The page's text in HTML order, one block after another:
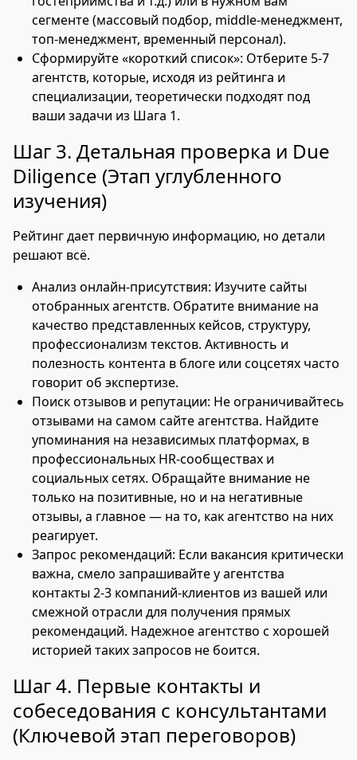
сегменте (массовый подбор, middle-менеджмент,
топ-менеджмент, временный персонал).
Сформируйте «короткий список»: Отберите 5-7
агентств, которые, исходя из рейтинга и
специализации, теоретически подходят под
ваши задачи из Шага 1.
Шаг 3. Детальная проверка и Due
Diligence (Этап углубленного
изучения)
Рейтинг дает первичную информацию, но детали
решают всё.
Анализ онлайн-присутствия: Изучите сайты
отобранных агентств. Обратите внимание на
качество представленных кейсов, структуру,
профессионализм текстов. Активность и
полезность контента в блоге или соцсетях часто
говорит об экспертизе.
Поиск отзывов и репутации: Не ограничивайтесь
отзывами на самом сайте агентства. Найдите
упоминания на независимых платформах, в
профессиональных HR-сообществах и
социальных сетях. Обращайте внимание не
только на позитивные, но и на негативные
отзывы, а главное — на то, как агентство на них
реагирует.
Запрос рекомендаций: Если вакансия критически
важна, смело запрашивайте у агентства
контакты 2-3 компаний-клиентов из вашей или
смежной отрасли для получения прямых
рекомендаций. Надежное агентство с хорошей
историей таких запросов не боится.
Шаг 4. Первые контакты и
собеседования с консультантами
(Ключевой этап переговоров)